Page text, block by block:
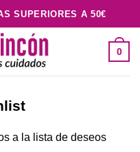
SUPERIORES A 50€
0
a la lista de deseos